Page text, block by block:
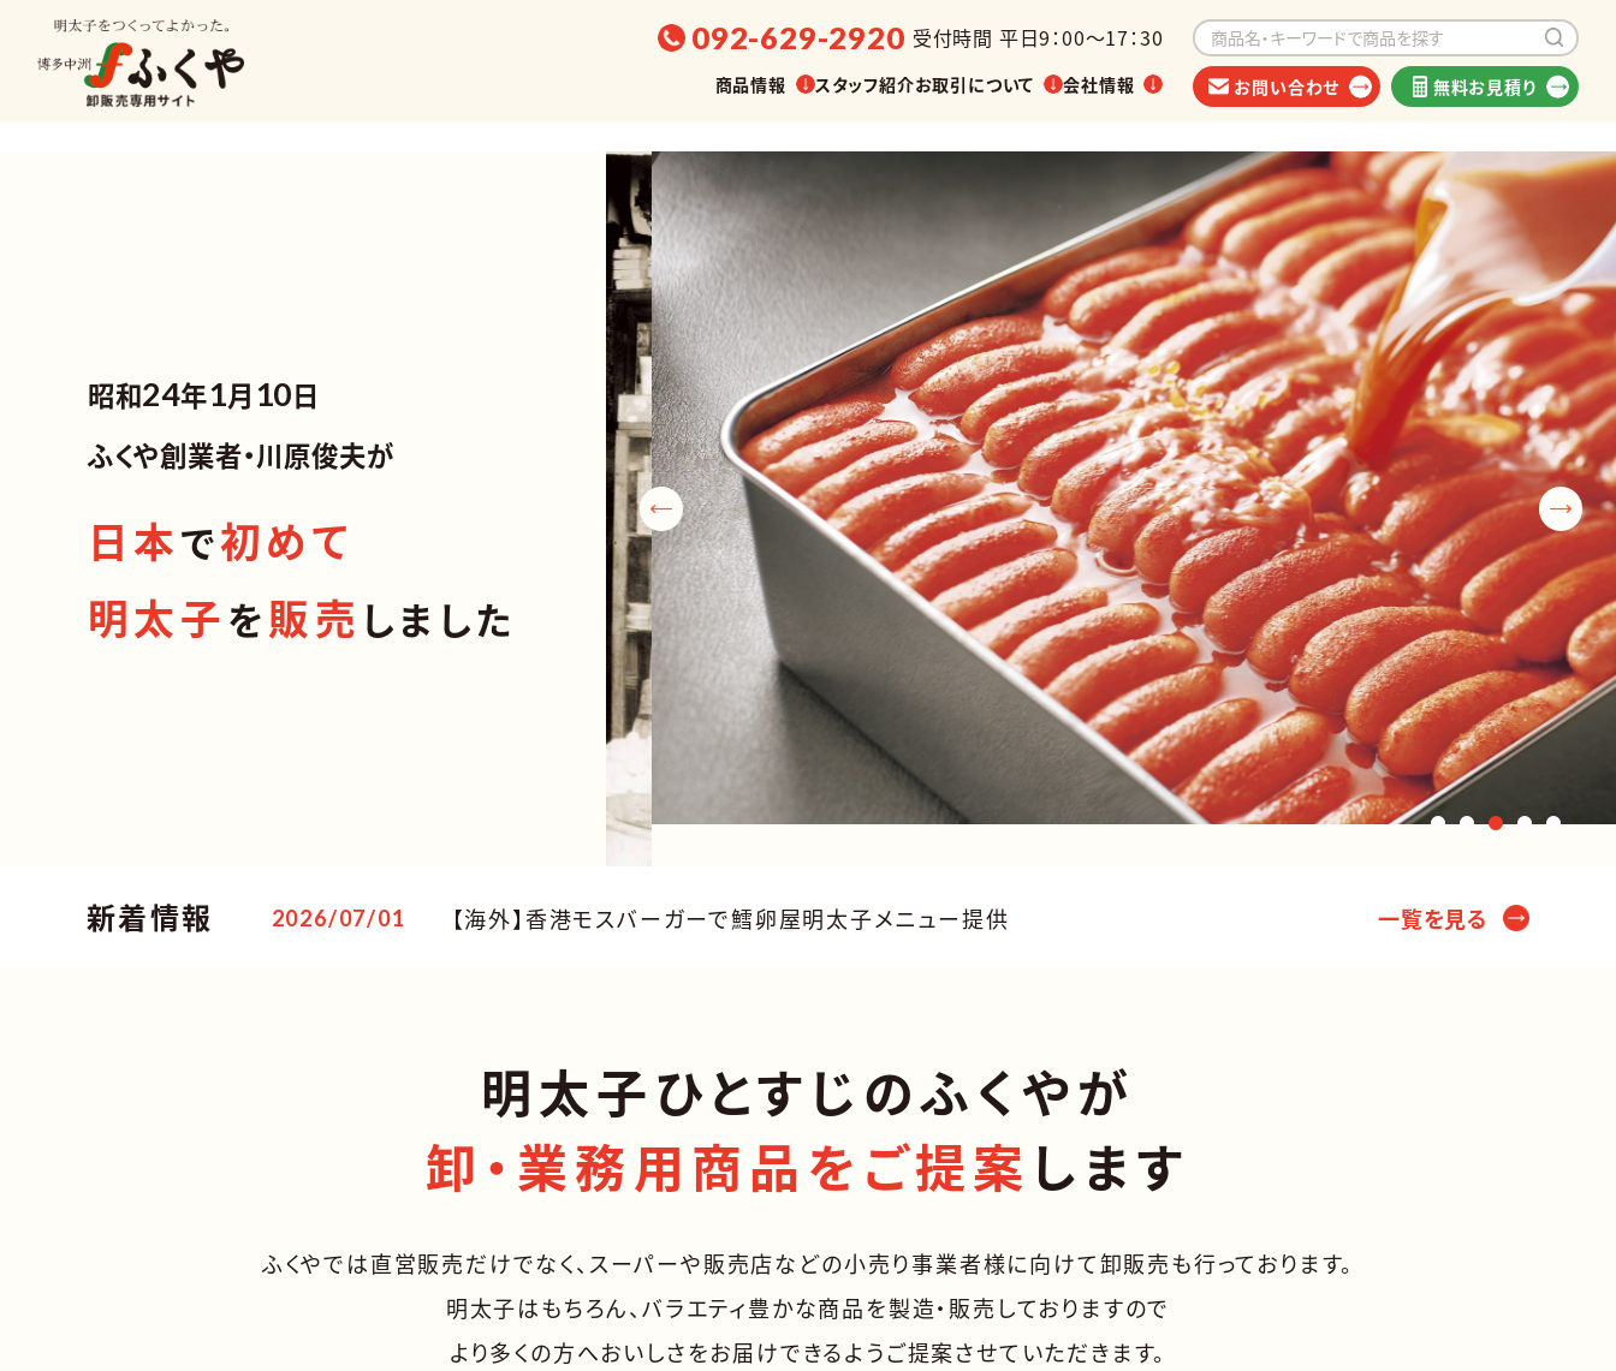
092-629-2920 受付時間 平日9：00～17：30
商品情報
販売温度帯から探す 展示会・イベントから探す 海外出荷可能商品
明太子 油漬け
缶詰
ビン詰
調味料
菓子類
冷凍食品
業務用 その他食品
スタッフ紹介お取引について 会社情報 お問い合わせ 無料お見積り
昭和24年1月 10日
ふくや創業者・川原俊夫が
日本で初めて
明太子を販売 しました
新着情報 2026/07/01 【海外】香港モスバーガーで鱈卵屋明太子メニュー提供 一覧を見る
明太子ひとすじのふくやが
卸・業務用商品をご提案 します
ふくやでは直営販売だけでなく、 スーパーや販売店などの小売り事業者様に向けて卸販売も行っております。
明太子はもちろん、バラエティ豊かな商品を製造・販売しておりますので
より多くの方へおいしさをお届けできるようご提案させていただきます。